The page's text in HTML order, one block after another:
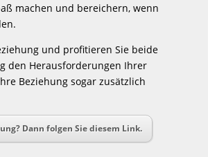
machen und bereichern, wenn
und profitieren Sie beide
den Herausforderungen Ihrer
Beziehung sogar zusätzlich
Dann folgen Sie diesem Link.